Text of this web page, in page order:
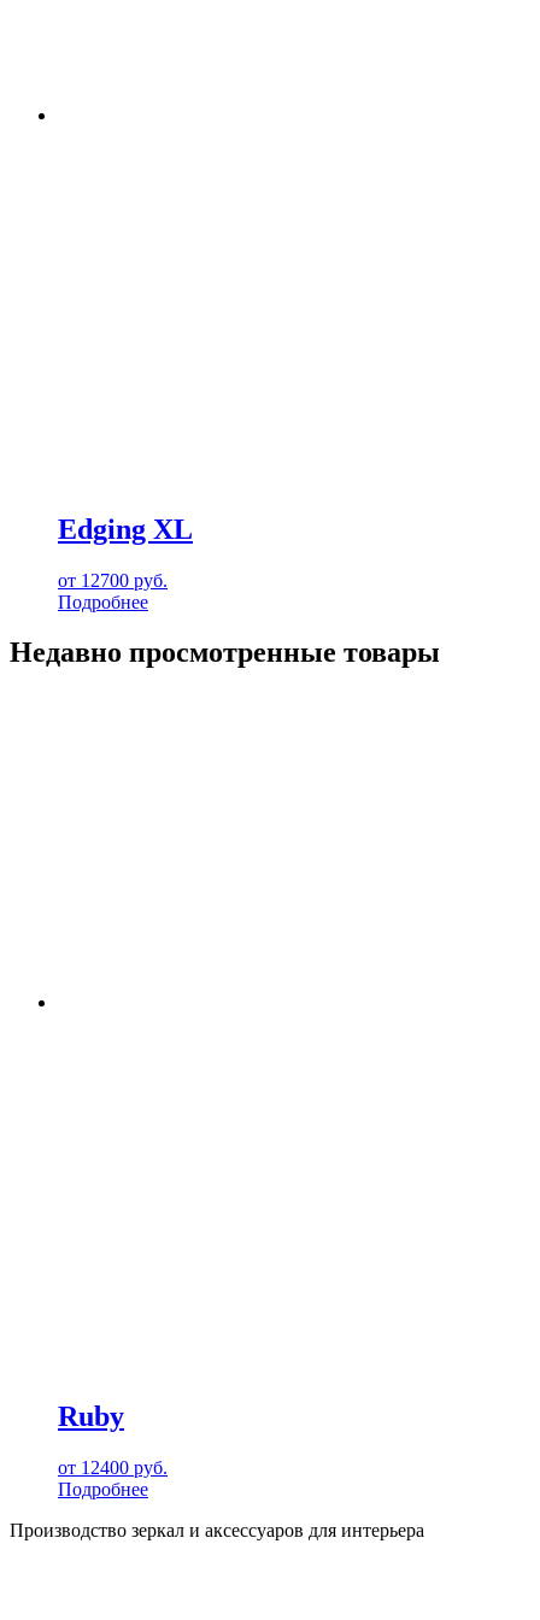
Edging XL
от 12700 руб.
Подробнее
Недавно просмотренные товары
Ruby
от 12400 руб.
Подробнее
Производство зеркал и аксессуаров для интерьера